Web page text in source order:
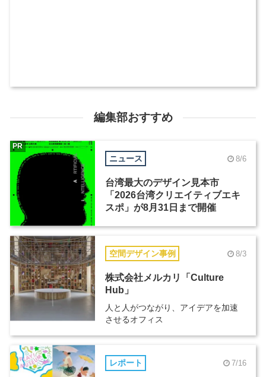
編集部おすすめ
ニュース 8/6
台湾最大のデザイン見本市
「2026台湾クリエイティブエキ
スポ」が8月31日まで開催
PR
空間デザイン事例 8/3
株式会社メルカリ「Culture
Hub」
人と人がつながり、アイデアを加速
させるオフィス
レポート 7/16